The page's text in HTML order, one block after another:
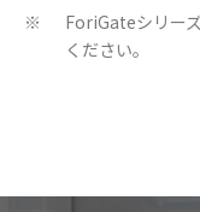
※ ForiGateシリー
ください。